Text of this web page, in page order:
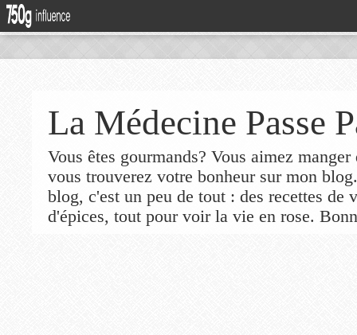
La Médecine Passe
Vous êtes gourmands? Vous aimez
vous trouverez votre bonheur sur mon
blog, c'est un peu de tout : des recettes de
d'épices, tout pour voir la vie en rose.